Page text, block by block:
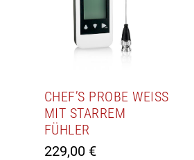
CHEF’S PROBE WEISS M
IT STARREM F
ÜHLER
229,00 €